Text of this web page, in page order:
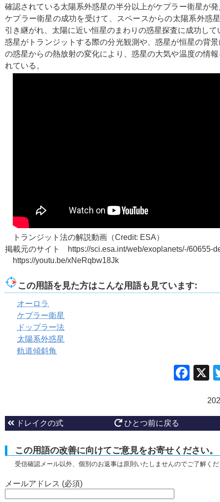
確認されている太陽系外惑星の半分以上がケプラー衛星が
ケプラー衛星の成功を受けて、スペースからの太陽系外惑
引き継がれ、太陽に近い恒星のまわりの惑星探査に成功して
惑星がトランジットする際の分光観測や、惑星が恒星の背
の惑星からの熱放射の変化により、惑星の大気や温度の情
れている。
トランジット法の解説動画（Credit: ESA）
掲載元のサイト https://sci.esa.int/web/exoplanets/-/60655-
https://youtu.be/xNeRqbw18Jk
この用語を見た方はこんな用語も見ています:
オーロラ
ケプラー衛星
ドップラー法
太陽系外惑星
軌道傾斜角
ドレイクの式 ひとつ前に戻る
この用語の改善に向けてご意見をお寄せください。
受信確認メール以外、個別のお返事は原則いたしませんのでご了解く
メールアドレス (必須)